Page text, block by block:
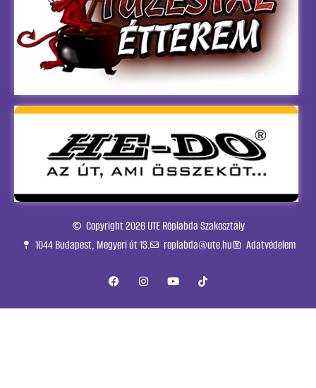
Copyright 2026 UTE Röplabda Szakosztály
1044 Budapest, Megyeri út 13.
roplabda@ute.hu Adatvédelem